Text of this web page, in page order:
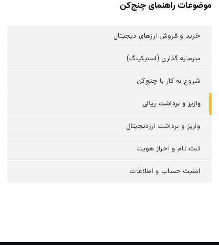
موضوعات راهنمای چنج‌کن
خرید و فروش ارزهای دیجیتال
سرمایه گذاری (استیکینگ)
شروع به کار با چنج‌کن
واریز و برداشت ریالی
واریز و برداشت ارزدیجیتال
ثبت نام و احراز هویت
امنیت حساب و اطلاعات